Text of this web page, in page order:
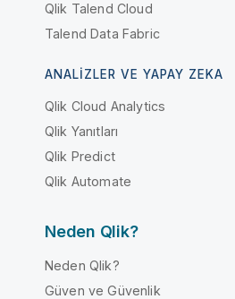
Qlik Talend Cloud
Talend Data Fabric
ANALIZLER VE YAPAY ZEKA
Qlik Cloud Analytics
Qlik Yanıtları
Qlik Predict
Qlik Automate
Neden Qlik?
Neden Qlik?
Güven ve Güvenlik